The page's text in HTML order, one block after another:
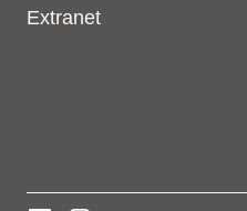
Extranet
today?